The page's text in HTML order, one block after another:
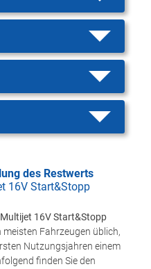
des Restwerts
16V Start&Stopp
16V Start&Stopp
meisten Fahrzeugen üblich,
Nutzungsjahren einem
finden Sie den